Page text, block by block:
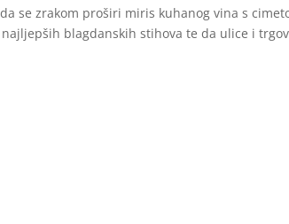
se zrakom proširi miris kuhanog vina s
blagdanskih stihova te da ulice i